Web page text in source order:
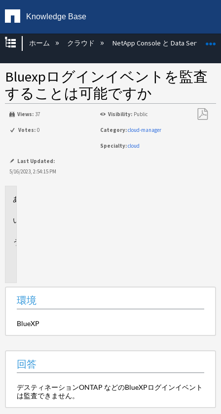
Knowledge Base
グローバル階層を展開/折りたたむ
ホーム クラウド NetApp Console と Data Services
Bluexpログインイベントを監査
することは可能ですか
Views: 37 Visibility: Public
Votes: 0 Category:cloud-manager
Specialty:cloud
Last Updated:
5/16/2023, 2:54:15 PM
環境
BlueXP
回答
デスティネーションONTAP などのBlueXPログインイベント
は監査できません。